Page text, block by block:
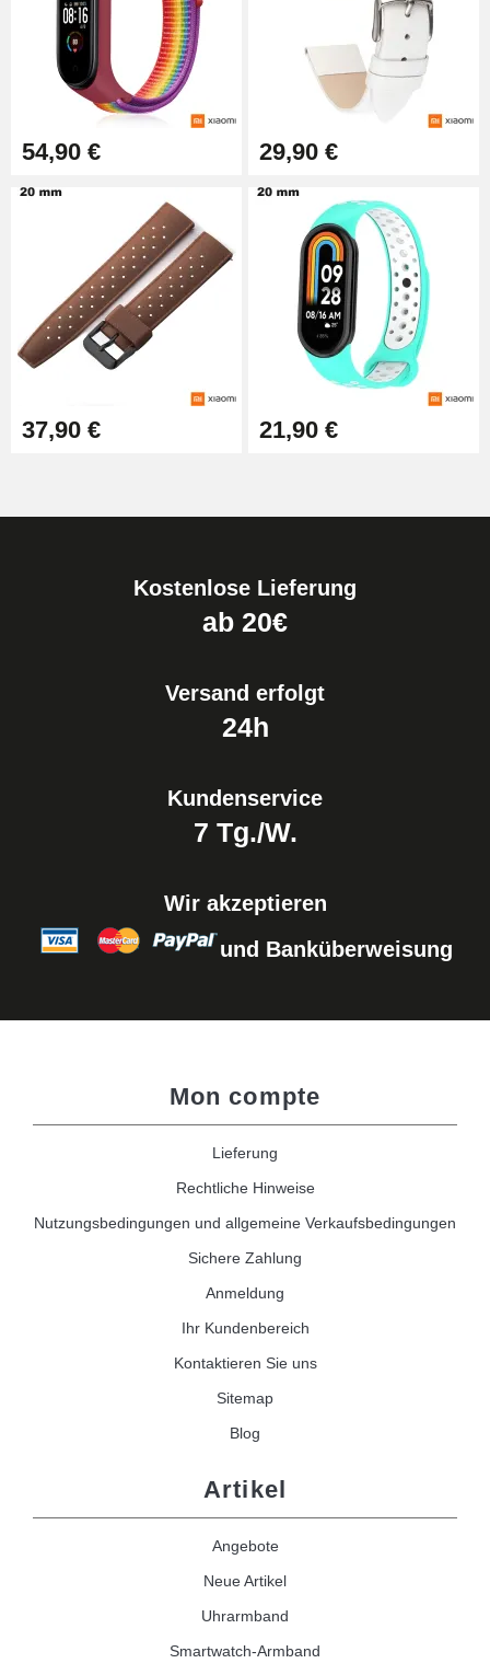
Einfaches Abziehen von
Uhrenarmbändern
17,90 €
54,90 € 29,90 €
37,90 € 21,90 €
Kostenlose Lieferung
ab 20€
Versand erfolgt
24h
Kundenservice
7 Tg./W.
Wir akzeptieren
und Banküberweisung
Mon compte
Lieferung
Rechtliche Hinweise
Nutzungsbedingungen und allgemeine Verkaufsbedingungen
Sichere Zahlung
Anmeldung
Ihr Kundenbereich
Kontaktieren Sie uns
Sitemap
Blog
Artikel
Angebote
Neue Artikel
Uhrarmband
Smartwatch-Armband